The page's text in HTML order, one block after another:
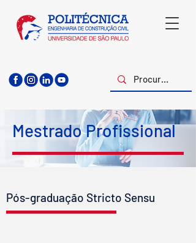
Mestrado Profissional
Pós-graduação Stricto Sensu